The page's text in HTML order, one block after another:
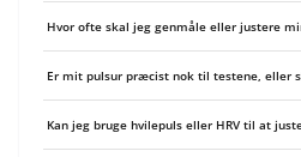
Hvor ofte skal jeg genmåle eller justere
periode på 6-12 uger, eller ved markante
graviditet). Brug korte felt-tests eller talk
justeringer på trends, ikke enkeltstående
Er mit pulsur præcist nok til testene, eller
til tærskeltests og intervaller er
bedre pulsfølsomhed. Sammenlign altid dit
Kan jeg bruge hvilepuls eller HRV til at